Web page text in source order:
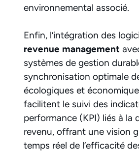
environnemental associé.
Enfin, l’intégration des
revenue management
systèmes de gestion
synchronisation optimale
écologiques et
facilitent le suivi des
performance (KPI) liés à la
revenu, offrant une vision
temps réel de l’efficacité